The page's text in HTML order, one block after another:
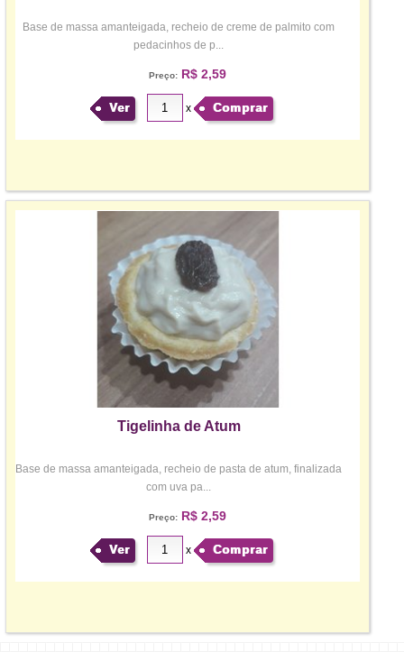
Base de massa amanteigada, recheio de creme de palmito com
pedacinhos de p...
Preço:R$ 2,59
Ver x Comprar
Tigelinha de Atum
Base de massa amanteigada, recheio de pasta de atum, finalizada
com uva pa...
Preço:R$ 2,59
Ver x Comprar